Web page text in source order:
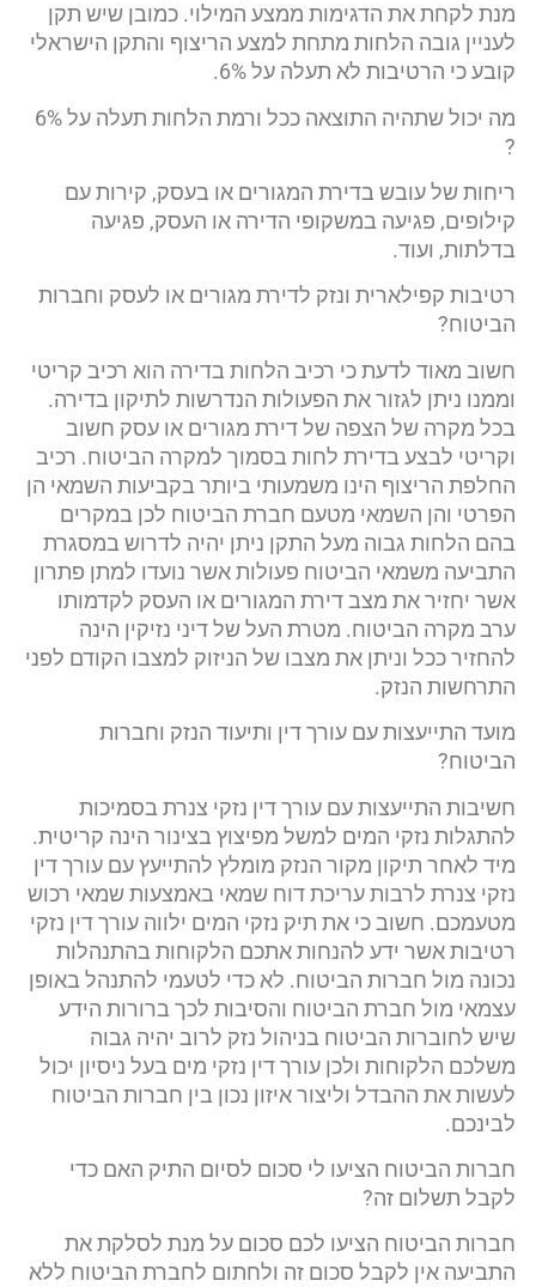
מנת לקחת את הדגימות ממצע המילוי. כמובן שיש תקן
לעניין גובה הלחות מתחת למצע הריצוף והתקן הישראלי
קובע כי הרטיבות לא תעלה על 6%.
מה יכול שתהיה התוצאה ככל ורמת הלחות תעלה על 6%
?
ריחות של עובש בדירת המגורים או בעסק, קירות עם
קילופים, פגיעה במשקופי הדירה או העסק, פגיעה
בדלתות, ועוד.
רטיבות קפילארית ונזק לדירת מגורים או לעסק וחברות
הביטוח?
חשוב מאוד לדעת כי רכיב הלחות בדירה הוא רכיב קריטי
וממנו ניתן לגזור את הפעולות הנדרשות לתיקון בדירה.
בכל מקרה של הצפה של דירת מגורים או עסק חשוב
וקריטי לבצע בדירת לחות בסמוך למקרה הביטוח. רכיב
החלפת הריצוף הינו משמעותי ביותר בקביעות השמאי הן
הפרטי והן השמאי מטעם חברת הביטוח לכן במקרים
בהם הלחות גבוה מעל התקן ניתן יהיה לדרוש במסגרת
התביעה משמאי הביטוח פעולות אשר נועדו למתן פתרון
אשר יחזיר את מצב דירת המגורים או העסק לקדמותו
ערב מקרה הביטוח. מטרת העל של דיני נזיקין הינה
להחזיר ככל וניתן את מצבו של הניזוק למצבו הקודם לפני
התרחשות הנזק.
מועד התייעצות עם עורך דין ותיעוד הנזק וחברות
הביטוח?
חשיבות התייעצות עם עורך דין נזקי צנרת בסמיכות
להתגלות נזקי המים למשל מפיצוץ בצינור הינה קריטית.
מיד לאחר תיקון מקור הנזק מומלץ להתייעץ עם עורך דין
נזקי צנרת לרבות עריכת דוח שמאי באמצעות שמאי רכוש
מטעמכם. חשוב כי את תיק נזקי המים ילווה עורך דין נזקי
רטיבות אשר ידע להנחות אתכם הלקוחות בהתנהלות
נכונה מול חברות הביטוח. לא כדי לטעמי להתנהל באופן
עצמאי מול חברת הביטוח והסיבות לכך ברורות הידע
שיש לחוברות הביטוח בניהול נזק לרוב יהיה גבוה
משלכם הלקוחות ולכן עורך דין נזקי מים בעל ניסיון יכול
לעשות את ההבדל וליצור איזון נכון בין חברות הביטוח
לבינכם.
חברות הביטוח הציעו לי סכום לסיום התיק האם כדי
לקבל תשלום זה?
חברות הביטוח הציעו לכם סכום על מנת לסלקת את
התביעה אין לקבל סכום זה ולחתום לחברת הביטוח ללא